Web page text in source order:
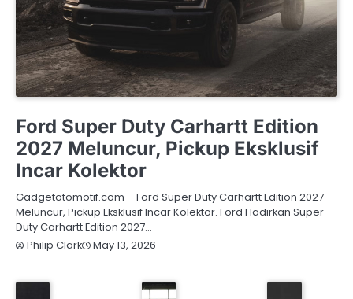
Ford Super Duty Carhartt Edition
2027 Meluncur, Pickup Eksklusif
Incar Kolektor
Gadgetotomotif.com – Ford Super Duty Carhartt Edition 2027
Meluncur, Pickup Eksklusif Incar Kolektor. Ford Hadirkan Super
Duty Carhartt Edition 2027…
Philip Clark
May 13, 2026